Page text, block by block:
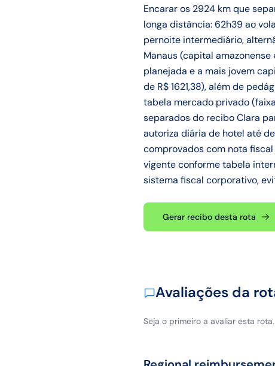
Encarar os 2924 km que
longa distância: 62h39 ao
pernoite intermediário,
Manaus (capital
planejada e a mais jovem
de R$ 1621,38), além de
tabela mercado privado
separados do recibo Clara
autoriza diária de hotel até
comprovados com nota
vigente conforme tabela
sistema fiscal corporativo,
Gerar recibo desta rota
Avaliações da
Seja o primeiro a avaliar esta rota.